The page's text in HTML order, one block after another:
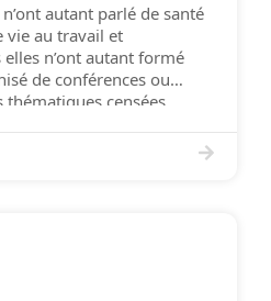
autant parlé de santé
vie au travail et
elles n’ont autant formé
de conférences ou
censées
ne recule pas. Elle se
de forme. Managers